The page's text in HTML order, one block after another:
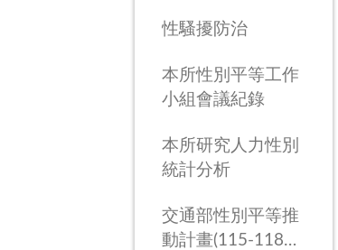
性騷擾防治
本所性別平等工作
小組會議紀錄
本所研究人力性別
統計分析
交通部性別平等推
動計畫(115-118